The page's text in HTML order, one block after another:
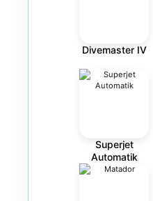
Divemaster IV
Superjet
Automatik